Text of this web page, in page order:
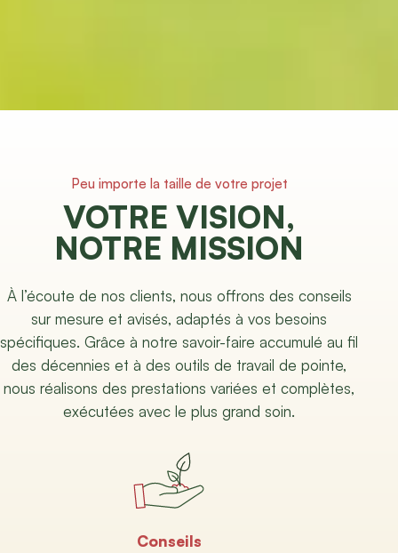
Peu importe la taille de votre projet
VOTRE VISION,
NOTRE MISSION
À l’écoute de nos clients, nous offrons des conseils
sur mesure et avisés, adaptés à vos besoins
spécifiques. Grâce à notre savoir-faire accumulé au fil
des décennies et à des outils de travail de pointe,
nous réalisons des prestations variées et complètes,
exécutées avec le plus grand soin.
Conseils